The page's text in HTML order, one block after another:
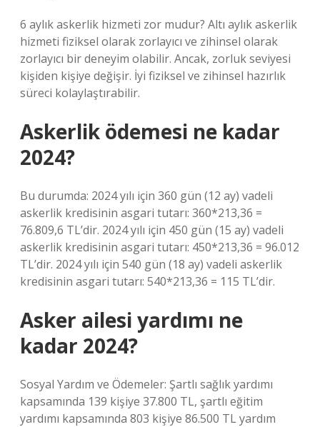
6 aylık askerlik hizmeti zor mudur? Altı aylık askerlik
hizmeti fiziksel olarak zorlayıcı ve zihinsel olarak
zorlayıcı bir deneyim olabilir. Ancak, zorluk seviyesi
kişiden kişiye değişir. İyi fiziksel ve zihinsel hazırlık
süreci kolaylaştırabilir.
Askerlik ödemesi ne kadar
2024?
Bu durumda: 2024 yılı için 360 gün (12 ay) vadeli
askerlik kredisinin asgari tutarı: 360*213,36 =
76.809,6 TL’dir. 2024 yılı için 450 gün (15 ay) vadeli
askerlik kredisinin asgari tutarı: 450*213,36 = 96.012
TL’dir. 2024 yılı için 540 gün (18 ay) vadeli askerlik
kredisinin asgari tutarı: 540*213,36 = 115 TL’dir.
Asker ailesi yardımı ne
kadar 2024?
Sosyal Yardım ve Ödemeler: Şartlı sağlık yardımı
kapsamında 139 kişiye 37.800 TL, şartlı eğitim
yardımı kapsamında 803 kişiye 86.500 TL yardım